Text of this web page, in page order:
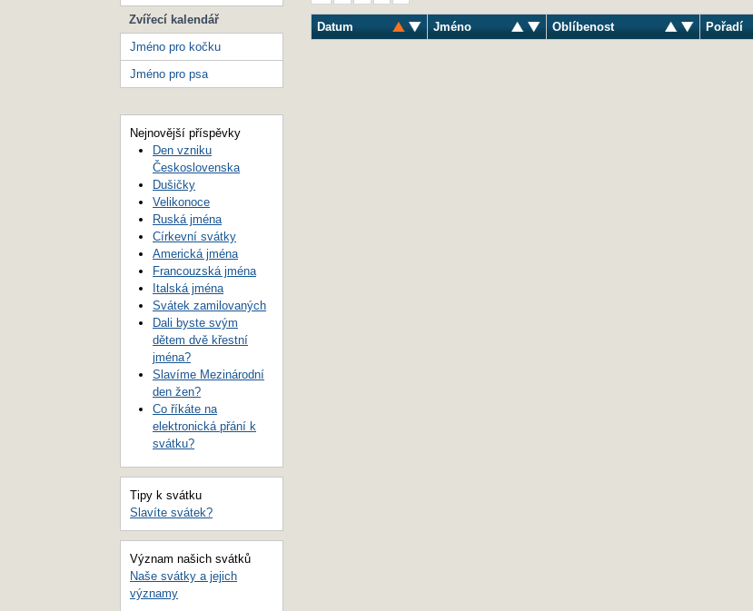
Datum Jméno Oblíbenost Pořadí
Zvířecí kalendář
Jméno pro kočku
Jméno pro psa
Nejnovější příspěvky
Den vzniku
Československa
Dušičky
Velikonoce
Ruská jména
Církevní svátky
Americká jména
Francouzská jména
Italská jména
Svátek zamilovaných
Dali byste svým
dětem dvě křestní
jména?
Slavíme Mezinárodní
den žen?
Co říkáte na
elektronická přání k
svátku?
Tipy k svátku
Slavíte svátek?
Význam našich svátků
Naše svátky a jejich
významy